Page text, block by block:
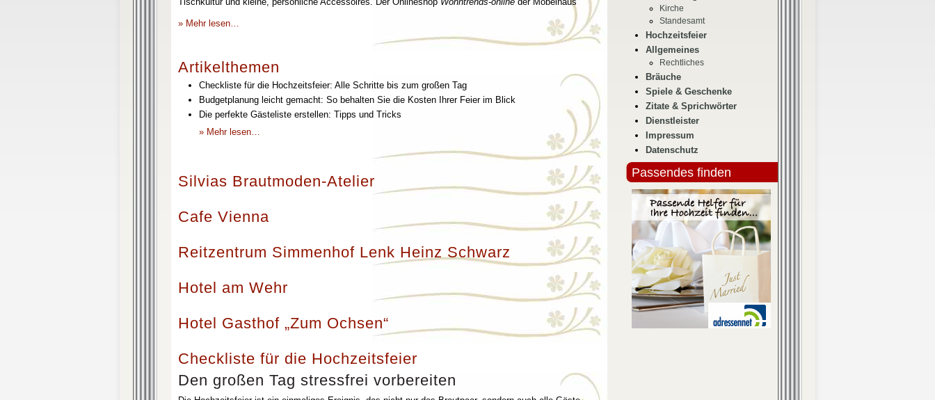
» Mehr lesen…
Artikelthemen
Checkliste für die Hochzeitsfeier: Alle Schritte bis zum großen Tag
Budgetplanung leicht gemacht: So behalten Sie die Kosten Ihrer Feier im Blick
Die perfekte Gästeliste erstellen: Tipps und Tricks
» Mehr lesen…
Silvias Brautmoden-Atelier
Cafe Vienna
Reitzentrum Simmenhof Lenk Heinz Schwarz
Hotel am Wehr
Hotel Gasthof „Zum Ochsen“
Checkliste für die Hochzeitsfeier
Den großen Tag stressfrei vorbereiten
Kirche
Standesamt
Hochzeitsfeier
Allgemeines
Rechtliches
Bräuche
Spiele & Geschenke
Zitate & Sprichwörter
Dienstleister
Impressum
Datenschutz
Passendes finden